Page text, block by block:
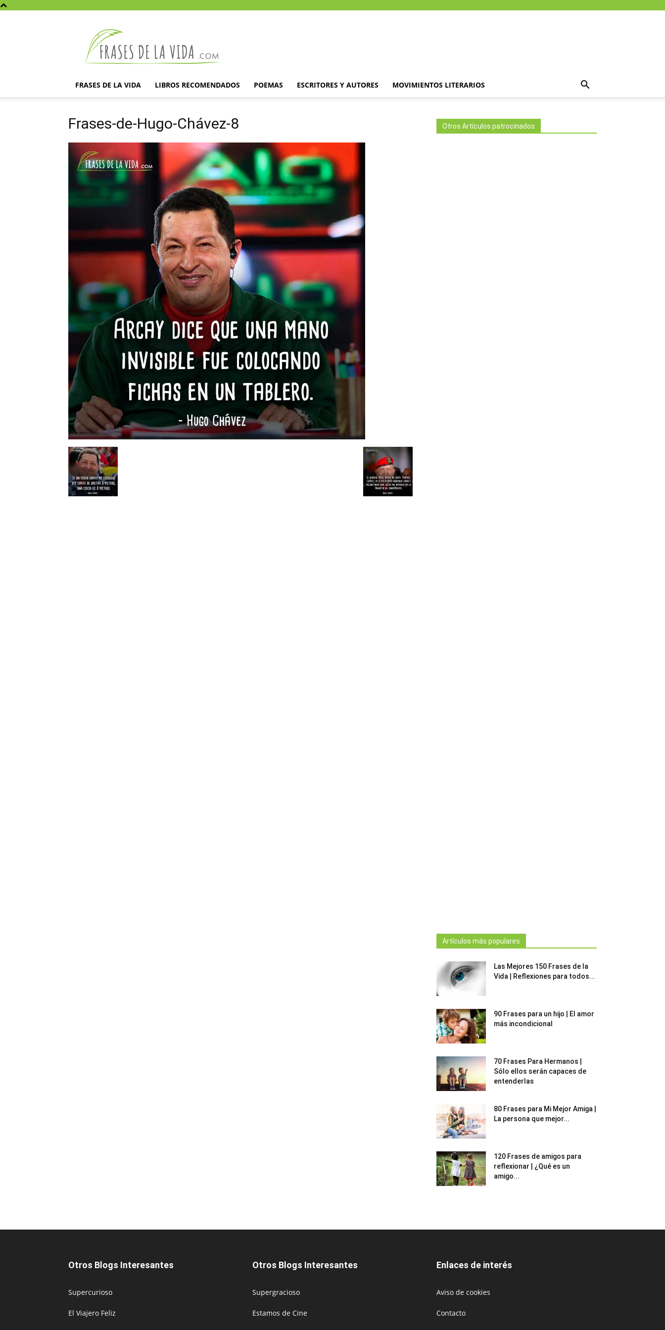
la
vida
FRASES DE LA VIDA LIBROS RECOMENDADOS POEMAS ESCRITORES Y AUTORES MOVIMIENTOS LITERARIOS
Frases-de-Hugo-Chávez-8 Otros Artículos patrocinados
Artículos más populares
Las Mejores 150 Frases de la
Vida | Reflexiones para todos...
90 Frases para un hijo | El amor
más incondicional
70 Frases Para Hermanos |
Sólo ellos serán capaces de
entenderlas
80 Frases para Mi Mejor Amiga |
La persona que mejor...
120 Frases de amigos para
reflexionar | ¿Qué es un
amigo...
Otros Blogs Interesantes
Supercurioso
El Viajero Feliz
Otros Blogs Interesantes
Supergracioso
Estamos de Cine
Enlaces de interés
Aviso de cookies
Contacto